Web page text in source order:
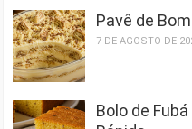
Pavê de
7 DE AGOSTO DE
Bolo de